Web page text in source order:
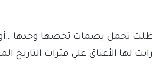
تحمل بصمات تخصها وحدها
لها الأعناق علي فترات التاريخ